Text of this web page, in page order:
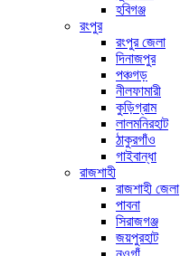
হবিগঞ্জ
রংপুর
রংপুর জেলা
দিনাজপুর
পঞ্চগড়
নীলফামারী
কুড়িগ্রাম
লালমনিরহাট
ঠাকুরগাঁও
গাইবান্ধা
রাজশাহী
রাজশাহী জেলা
পাবনা
সিরাজগঞ্জ
জয়পুরহাট